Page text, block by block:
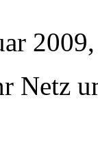
Netz